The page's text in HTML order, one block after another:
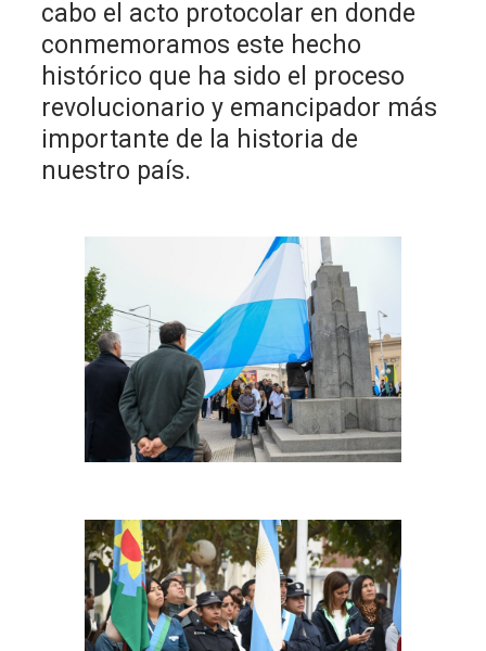
cabo el acto protocolar en donde
conmemoramos este hecho
histórico que ha sido el proceso
revolucionario y emancipador más
importante de la historia de
nuestro país.